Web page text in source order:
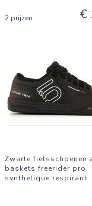
2 prijzen €
Zwarte fietsschoenen
baskets freerider pro
synthetique respirant